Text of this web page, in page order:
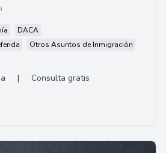
DACA
Otros Asuntos de Inmigración
| Consulta gratis